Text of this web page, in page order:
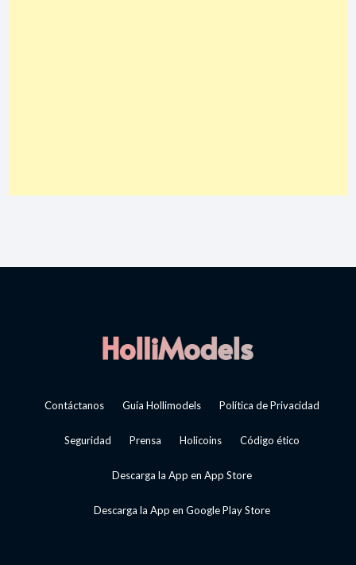
Contáctanos Guía Hollimodels Política de Privacidad
Seguridad Prensa Holicoins Código ético
Descarga la App en App Store
Descarga la App en Google Play Store